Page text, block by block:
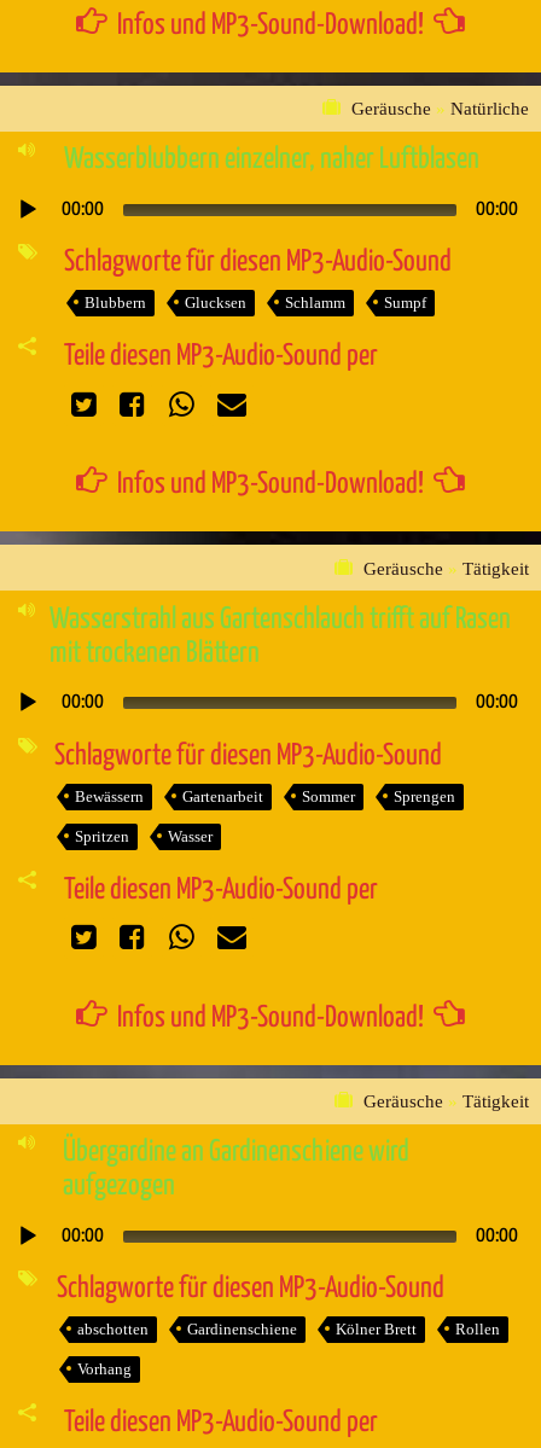
Infos und MP3-Sound-Download!
Geräusche » Natürliche
Wasserblubbern einzelner, naher Luftblasen
Audio-
00:00 00:00
Schlagworte für diesen MP3-Audio-Sound
Blubbern Glucksen Schlamm Sumpf
Teile diesen MP3-Audio-Sound per
Infos und MP3-Sound-Download!
Geräusche » Tätigkeit
Wasserstrahl aus Gartenschlauch trifft auf Rasen
mit trockenen Blättern
Audio-
00:00 00:00
Schlagworte für diesen MP3-Audio-Sound
Bewässern Gartenarbeit Sommer Sprengen
Spritzen Wasser
Teile diesen MP3-Audio-Sound per
Infos und MP3-Sound-Download!
Geräusche » Tätigkeit
Übergardine an Gardinenschiene wird
aufgezogen
Audio-
00:00 00:00
Schlagworte für diesen MP3-Audio-Sound
abschotten Gardinenschiene Kölner Brett Rollen
Vorhang
Teile diesen MP3-Audio-Sound per